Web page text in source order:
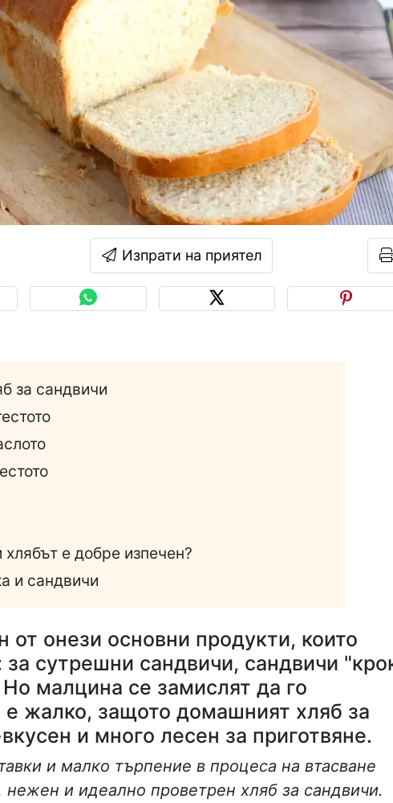
Изпрати на приятел
за сандвичи
е добре изпечен?
и сандвичи
от онези основни продукти, които
сутрешни сандвичи, сандвичи
малцина се замислят да го
е жалко, защото домашният хляб за
и много лесен за приготвяне.
и малко търпение в процеса на втасване
и идеално проветрен хляб за сандвичи.